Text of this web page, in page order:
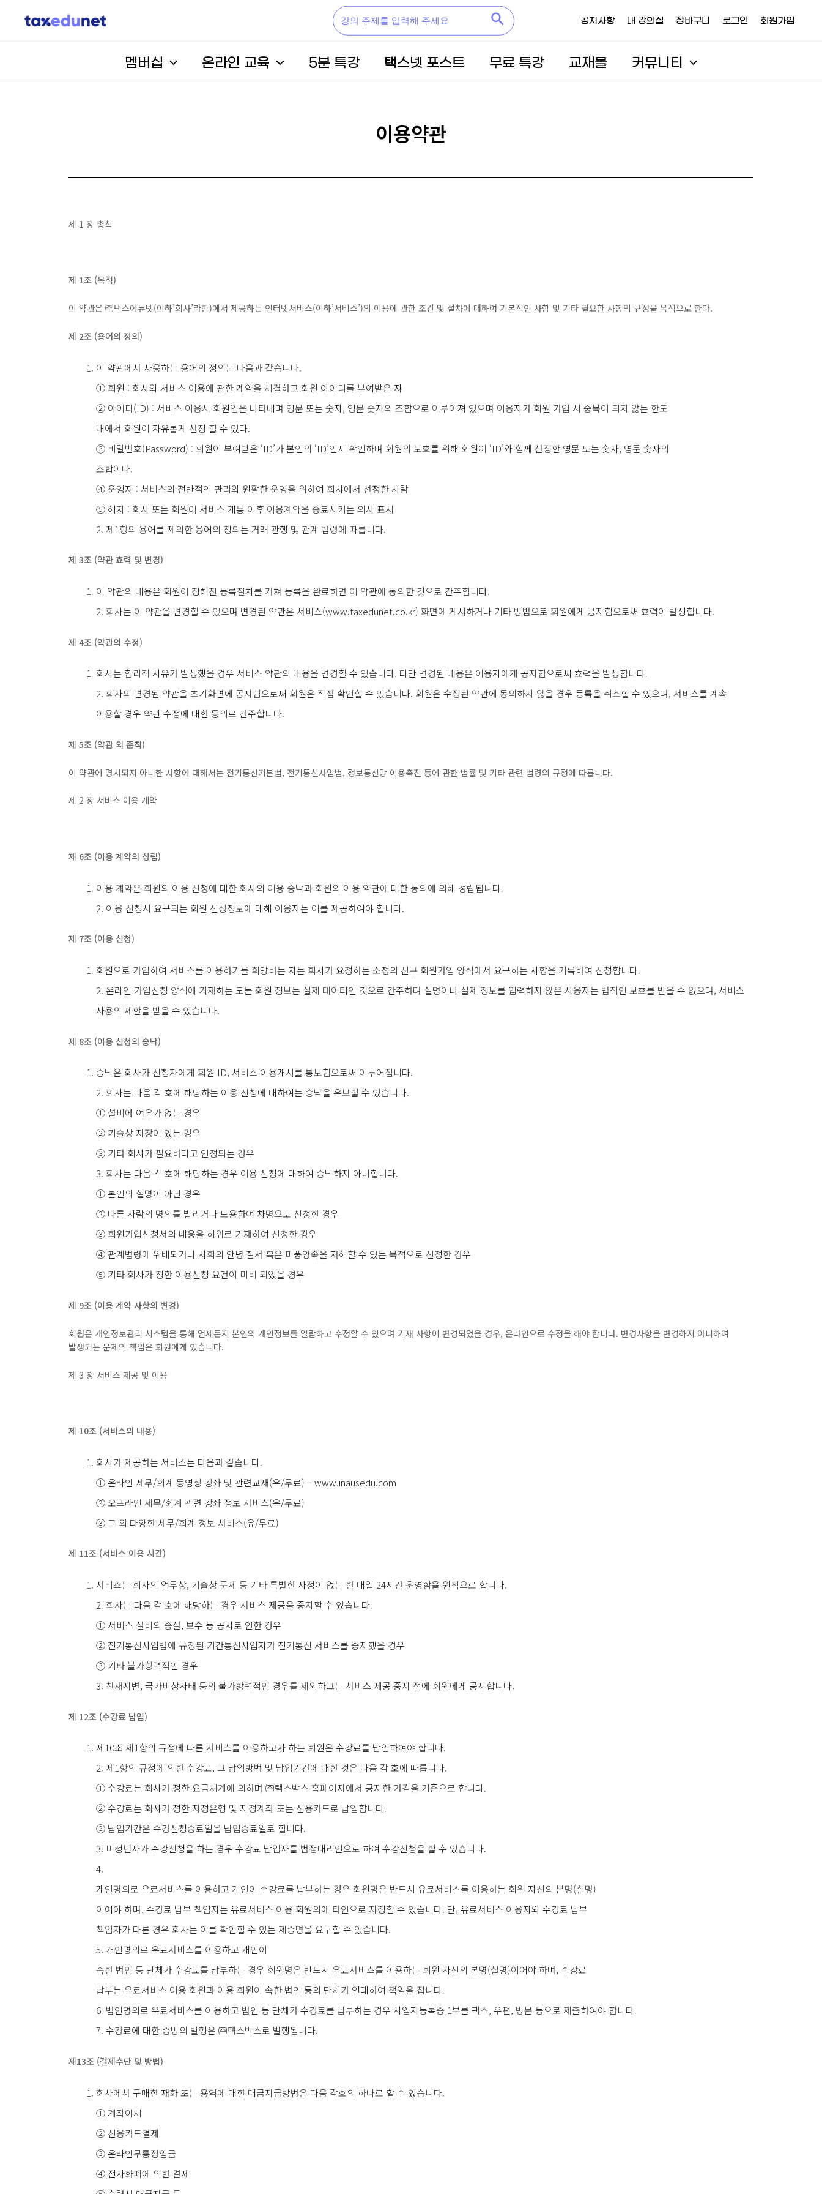
공지사항 내 강의실 장바구니 로그인 회원가입
멤버십 온라인 교육 5분 특강 택스넷 포스트 무료 특강 교재몰 커뮤니티
이용약관
제 1 장 총칙
제 1조 (목적)
이 약관은 ㈜택스에듀넷(이하’회사’라함)에서 제공하는 인터넷서비스(이하’서비스’)의 이용에 관한 조건 및 절차에 대하여 기본적인 사항 및 기타 필요한 사항의 규정을 목적으로 한다.
제 2조 (용어의 정의)
이 약관에서 사용하는 용어의 정의는 다음과 같습니다.
① 회원 : 회사와 서비스 이용에 관한 계약을 체결하고 회원 아이디를 부여받은 자
② 아이디(ID) : 서비스 이용시 회원임을 나타내며 영문 또는 숫자, 영문 숫자의 조합으로 이루어져 있으며 이용자가 회원 가입 시 중복이 되지 않는 한도
내에서 회원이 자유롭게 선정 할 수 있다.
③ 비밀번호(Password) : 회원이 부여받은 ‘ID’가 본인의 ‘ID’인지 확인하며 회원의 보호를 위해 회원이 ‘ID’와 함께 선정한 영문 또는 숫자, 영문 숫자의
조합이다.
④ 운영자 : 서비스의 전반적인 관리와 원활한 운영을 위하여 회사에서 선정한 사람
⑤ 해지 : 회사 또는 회원이 서비스 개통 이후 이용계약을 종료시키는 의사 표시
2. 제1항의 용어를 제외한 용어의 정의는 거래 관행 및 관계 법령에 따릅니다.
제 3조 (약관 효력 및 변경)
이 약관의 내용은 회원이 정해진 등록절차를 거쳐 등록을 완료하면 이 약관에 동의한 것으로 간주합니다.
2. 회사는 이 약관을 변경할 수 있으며 변경된 약관은 서비스(www.taxedunet.co.kr) 화면에 게시하거나 기타 방법으로 회원에게 공지함으로써 효력이 발생합니다.
제 4조 (약관의 수정)
회사는 합리적 사유가 발생했을 경우 서비스 약관의 내용을 변경할 수 있습니다. 다만 변경된 내용은 이용자에게 공지함으로써 효력을 발생합니다.
2. 회사의 변경된 약관을 초기화면에 공지함으로써 회원은 직접 확인할 수 있습니다. 회원은 수정된 약관에 동의하지 않을 경우 등록을 취소할 수 있으며, 서비스를 계속
이용할 경우 약관 수정에 대한 동의로 간주합니다.
제 5조 (약관 외 준칙)
이 약관에 명시되지 아니한 사항에 대해서는 전기통신기본법, 전기통신사업법, 정보통신망 이용촉진 등에 관한 법률 및 기타 관련 법령의 규정에 따릅니다.
제 2 장 서비스 이용 계약
제 6조 (이용 계약의 성립)
이용 계약은 회원의 이용 신청에 대한 회사의 이용 승낙과 회원의 이용 약관에 대한 동의에 의해 성립됩니다.
2. 이용 신청시 요구되는 회원 신상정보에 대해 이용자는 이를 제공하여야 합니다.
제 7조 (이용 신청)
회원으로 가입하여 서비스를 이용하기를 희망하는 자는 회사가 요청하는 소정의 신규 회원가입 양식에서 요구하는 사항을 기록하여 신청합니다.
2. 온라인 가입신청 양식에 기재하는 모든 회원 정보는 실제 데이터인 것으로 간주하며 실명이나 실제 정보를 입력하지 않은 사용자는 법적인 보호를 받을 수 없으며, 서비스
사용의 제한을 받을 수 있습니다.
제 8조 (이용 신청의 승낙)
승낙은 회사가 신청자에게 회원 ID, 서비스 이용개시를 통보함으로써 이루어집니다.
2. 회사는 다음 각 호에 해당하는 이용 신청에 대하여는 승낙을 유보할 수 있습니다.
① 설비에 여유가 없는 경우
② 기술상 지장이 있는 경우
③ 기타 회사가 필요하다고 인정되는 경우
3. 회사는 다음 각 호에 해당하는 경우 이용 신청에 대하여 승낙하지 아니합니다.
① 본인의 실명이 아닌 경우
② 다른 사람의 명의를 빌리거나 도용하여 차명으로 신청한 경우
③ 회원가입신청서의 내용을 허위로 기재하여 신청한 경우
④ 관계법령에 위배되거나 사회의 안녕 질서 혹은 미풍양속을 저해할 수 있는 목적으로 신청한 경우
⑤ 기타 회사가 정한 이용신청 요건이 미비 되었을 경우
제 9조 (이용 계약 사항의 변경)
회원은 개인정보관리 시스템을 통해 언제든지 본인의 개인정보를 열람하고 수정할 수 있으며 기재 사항이 변경되었을 경우, 온라인으로 수정을 해야 합니다. 변경사항을 변경하지 아니하여
발생되는 문제의 책임은 회원에게 있습니다.
제 3 장 서비스 제공 및 이용
제 10조 (서비스의 내용)
회사가 제공하는 서비스는 다음과 같습니다.
① 온라인 세무/회계 동영상 강좌 및 관련교재(유/무료) – www.inausedu.com
② 오프라인 세무/회계 관련 강좌 정보 서비스(유/무료)
③ 그 외 다양한 세무/회계 정보 서비스(유/무료)
제 11조 (서비스 이용 시간)
서비스는 회사의 업무상, 기술상 문제 등 기타 특별한 사정이 없는 한 매일 24시간 운영함을 원칙으로 합니다.
2. 회사는 다음 각 호에 해당하는 경우 서비스 제공을 중지할 수 있습니다.
① 서비스 설비의 증설, 보수 등 공사로 인한 경우
② 전기통신사업법에 규정된 기간통신사업자가 전기통신 서비스를 중지했을 경우
③ 기타 불가항력적인 경우
3. 천재지변, 국가비상사태 등의 불가항력적인 경우를 제외하고는 서비스 제공 중지 전에 회원에게 공지합니다.
제 12조 (수강료 납입)
제10조 제1항의 규정에 따른 서비스를 이용하고자 하는 회원은 수강료를 납입하여야 합니다.
2. 제1항의 규정에 의한 수강료, 그 납입방법 및 납입기간에 대한 것은 다음 각 호에 따릅니다.
① 수강료는 회사가 정한 요금체계에 의하며 ㈜택스박스 홈페이지에서 공지한 가격을 기준으로 합니다.
② 수강료는 회사가 정한 지정은행 및 지정계좌 또는 신용카드로 납입합니다.
③ 납입기간은 수강신청종료일을 납입종료일로 합니다.
3. 미성년자가 수강신청을 하는 경우 수강료 납입자를 법정대리인으로 하여 수강신청을 할 수 있습니다.
4.
개인명의로 유료서비스를 이용하고 개인이 수강료를 납부하는 경우 회원명은 반드시 유료서비스를 이용하는 회원 자신의 본명(실명)
이어야 하며, 수강료 납부 책임자는 유료서비스 이용 회원외에 타인으로 지정할 수 있습니다. 단, 유료서비스 이용자와 수강료 납부
책임자가 다른 경우 회사는 이를 확인할 수 있는 제증명을 요구할 수 있습니다.
5. 개인명의로 유료서비스를 이용하고 개인이
속한 법인 등 단체가 수강료를 납부하는 경우 회원명은 반드시 유료서비스를 이용하는 회원 자신의 본명(실명)이어야 하며, 수강료
납부는 유료서비스 이용 회원과 이용 회원이 속한 법인 등의 단체가 연대하여 책임을 집니다.
6. 법인명의로 유료서비스를 이용하고 법인 등 단체가 수강료를 납부하는 경우 사업자등록증 1부를 팩스, 우편, 방문 등으로 제출하여야 합니다.
7. 수강료에 대한 증빙의 발행은 ㈜택스박스로 발행됩니다.
제13조 (결제수단 및 방법)
회사에서 구매한 재화 또는 용역에 대한 대금지급방법은 다음 각호의 하나로 할 수 있습니다.
① 계좌이체
② 신용카드결제
③ 온라인무통장입금
④ 전자화폐에 의한 결제